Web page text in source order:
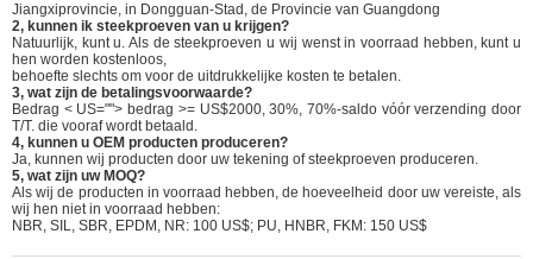
Jiangxiprovincie, in Dongguan-Stad, de Provincie van Guangdong
2, kunnen ik steekproeven van u krijgen?
Natuurlijk, kunt u. Als de steekproeven u wij wenst in voorraad hebben, kunt u
hen worden kostenloos,
behoefte slechts om voor de uitdrukkelijke kosten te betalen.
3, wat zijn de betalingsvoorwaarde?
Bedrag < US=""> bedrag >= US$2000, 30%, 70%-saldo vóór verzending door
T/T. die vooraf wordt betaald.
4, kunnen u OEM producten produceren?
Ja, kunnen wij producten door uw tekening of steekproeven produceren.
5, wat zijn uw MOQ?
Als wij de producten in voorraad hebben, de hoeveelheid door uw vereiste, als
wij hen niet in voorraad hebben:
NBR, SIL, SBR, EPDM, NR: 100 US$; PU, HNBR, FKM: 150 US$